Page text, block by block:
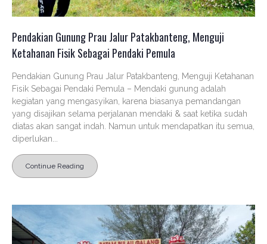
Pendakian Gunung Prau Jalur Patakbanteng, Menguji
Ketahanan Fisik Sebagai Pendaki Pemula
Pendakian Gunung Prau Jalur Patakbanteng, Menguji Ketahanan
Fisik Sebagai Pendaki Pemula – Mendaki gunung adalah
kegiatan yang mengasyikan, karena biasanya pemandangan
yang disajikan selama perjalanan mendaki & saat ketika sudah
diatas akan sangat indah. Namun untuk mendapatkan itu semua,
diperlukan...
Continue Reading